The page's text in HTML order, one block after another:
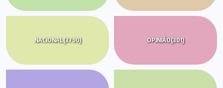
NACIONAL(3790) OPINIÃO(301)